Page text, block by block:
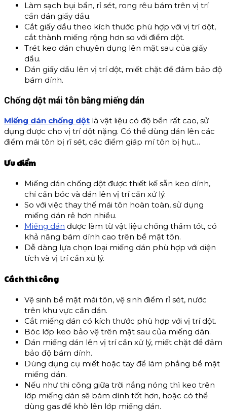
Làm sạch bụi bẩn, rỉ sét, rong rêu bám trên vị trí
cần dán giấy dầu.
Cắt giấy dầu theo kích thước phù hợp với vị trí dột,
cắt thành miếng rộng hơn so với điểm dột.
Trét keo dán chuyên dụng lên mặt sau của giấy
dầu.
Dán giấy dầu lên vị trí dột, miết chặt để đảm bảo độ
bám dính.
Chống dột mái tôn bằng miếng dán
Miếng dán chống dột là vật liệu có độ bền rất cao, sử
dụng được cho vị trí dột nặng. Có thể dùng dán lên các
điểm mái tôn bị rĩ sét, các điểm giáp mí tôn bị hụt…
Ưu điểm
Miếng dán chống dột được thiết kế sẵn keo dính,
chỉ cần bóc và dán lên vị trí cần xử lý.
So với việc thay thế mái tôn hoàn toàn, sử dụng
miếng dán rẻ hơn nhiều.
Miếng dán được làm từ vật liệu chống thấm tốt, có
khả năng bám dính cao trên bề mặt tôn.
Dễ dàng lựa chọn loại miếng dán phù hợp với diện
tích và vị trí cần xử lý.
Cách thi công
Vệ sinh bề mặt mái tôn, vệ sinh điểm rỉ sét, nước
trên khu vực cần dán.
Cắt miếng dán có kích thước phù hợp với vị trí dột.
Bóc lớp keo bảo vệ trên mặt sau của miếng dán.
Dán miếng dán lên vị trí cần xử lý, miết chặt để đảm
bảo độ bám dính.
Dùng dụng cụ miết hoặc tay để làm phẳng bề mặt
miếng dán.
Nếu như thi công giữa trời nắng nóng thì keo trên
lớp miếng dán sẽ bám dính tốt hơn, hoặc có thể
dùng gas để khò lên lớp miếng dán.